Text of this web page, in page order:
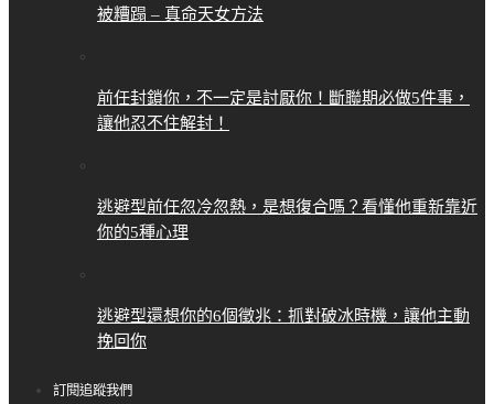
被糟蹋 – 真命天女方法
前任封鎖你，不一定是討厭你！斷聯期必做5件事，
讓他忍不住解封！
逃避型前任忽冷忽熱，是想復合嗎？看懂他重新靠近
你的5種心理
逃避型還想你的6個徵兆：抓對破冰時機，讓他主動
挽回你
訂閱追蹤我們